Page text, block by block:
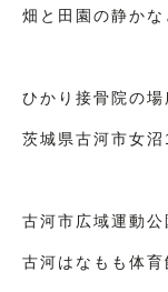
畑と田園の静かな
ひかり接骨院の
茨城県古河市女
古河市広域運動公
古河はなもも体育